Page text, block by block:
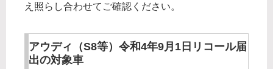
え照らし合わせてご確認ください。
アウディ（S8等）令和4年9月1日リコール届
出の対象車